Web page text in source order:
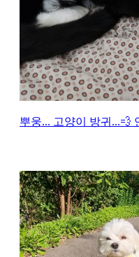
뿌웅... 고양이 방귀...💨